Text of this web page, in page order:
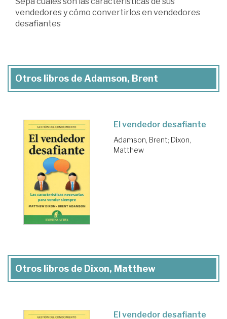
vendedores y cómo convertirlos en vendedores
desafiantes
Otros libros de Adamson, Brent
El vendedor desafiante
Adamson, Brent; Dixon,
Matthew
Otros libros de Dixon, Matthew
El vendedor desafiante